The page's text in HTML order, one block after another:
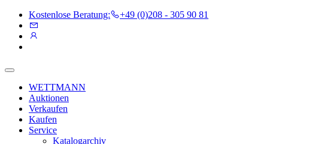
Kostenlose Beratung: +49 (0)208 - 305 90 81
WETTMANN
Auktionen
Verkaufen
Kaufen
Service
Katalogarchiv